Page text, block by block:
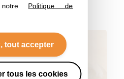
notre Politique de
tout accepter
tous les cookies
la lentille !